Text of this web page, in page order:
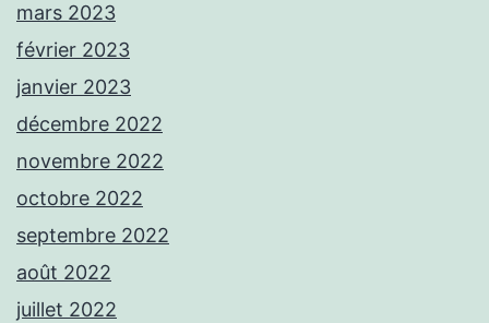
mars 2023
février 2023
janvier 2023
décembre 2022
novembre 2022
octobre 2022
septembre 2022
août 2022
juillet 2022